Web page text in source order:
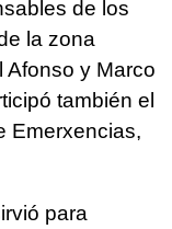
de los
la zona
Afonso y Marco
también el
Emerxencias,
para